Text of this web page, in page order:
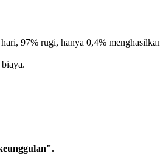
97% rugi, hanya 0,4%